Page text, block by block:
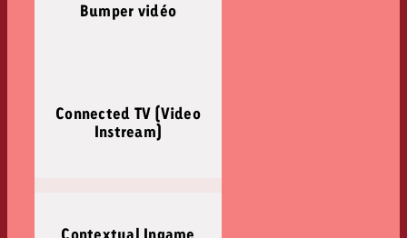
Bumper vidéo
Connected TV (Video
Instream)